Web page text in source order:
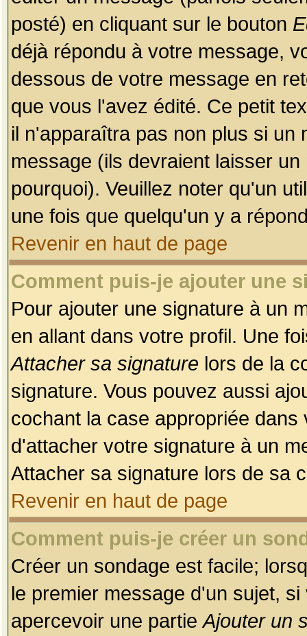
posté) en cliquant sur le bouton
déjà répondu à votre message,
dessous de votre message en
que vous l'avez édité. Ce petit
il n'apparaîtra pas non plus si un
message (ils devraient laisser
pourquoi). Veuillez noter qu'un
une fois que quelqu'un y a
Revenir en haut de page
Comment puis-je ajouter une
Pour ajouter une signature à un
en allant dans votre profil. Une
Attacher sa signature lors de la
signature. Vous pouvez aussi
cochant la case appropriée
d'attacher votre signature à un
Attacher sa signature lors de sa
Revenir en haut de page
Comment puis-je créer un
Créer un sondage est facile;
le premier message d'un sujet,
apercevoir une partieAjouter un